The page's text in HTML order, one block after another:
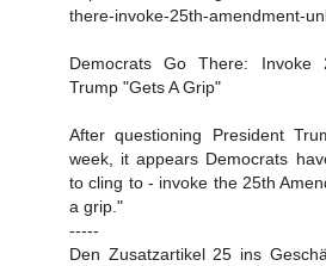
there-invoke-25th-amendment-
Democrats Go There: Invoke
Trump "Gets A Grip"
After questioning President
week, it appears Democrats
to cling to - invoke the 25th
a grip."
-----
Den Zusatzartikel 25 ins